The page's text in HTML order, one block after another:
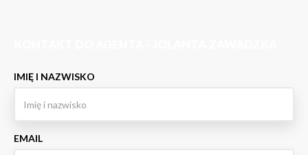
IMIĘ I NAZWISKO
EMAIL